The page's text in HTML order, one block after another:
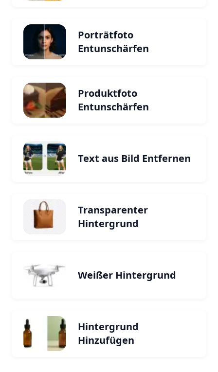
Porträtfoto
Entunschärfen
Produktfoto
Entunschärfen
Text aus Bild Entfernen
Transparenter
Hintergrund
Weißer Hintergrund
Hintergrund
Hinzufügen